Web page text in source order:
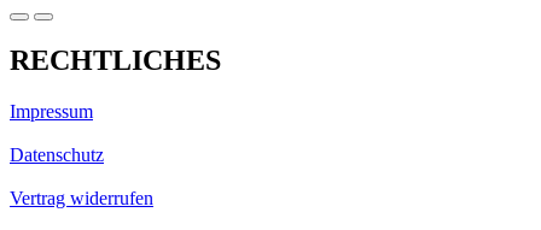
RECHTLICHES
Impressum
Datenschutz
Vertrag widerrufen